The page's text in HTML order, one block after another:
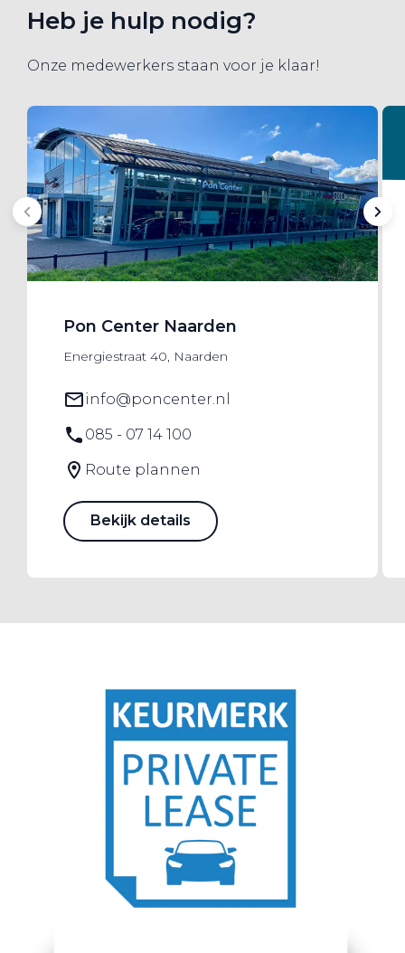
Heb je hulp nodig?
Onze medewerkers staan voor je klaar!
Pon Center Naarden
Energiestraat 40, Naarden
info@poncenter.nl
085 - 07 14 100
Route plannen
Bekijk details